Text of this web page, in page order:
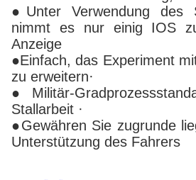
●Unter Verwendung des
nimmt es nur einig IOS
Anzeige
●Einfach, das Experiment
zu erweitern·
●Militär-
Stallarbeit ·
●Gewähren Sie zugrunde
Unterstützung des Fahrers